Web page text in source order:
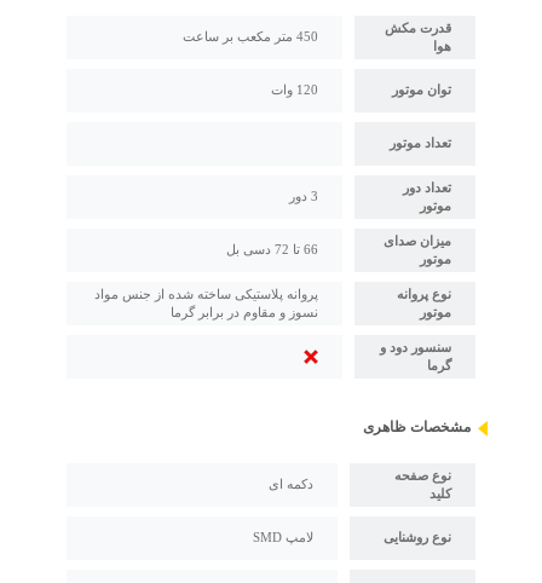
قدرت مکش
هوا
450 متر مکعب بر ساعت
توان موتور 120 وات
تعداد موتور
تعداد دور
موتور
3 دور
میزان صدای
موتور
66 تا 72 دسی بل
نوع پروانه
موتور
پروانه پلاستیکی ساخته شده از جنس مواد
نسوز و مقاوم در برابر گرما
سنسور دود و
گرما
مشخصات ظاهری
نوع صفحه
کلید
دکمه ای
نوع روشنایی لامپ SMD